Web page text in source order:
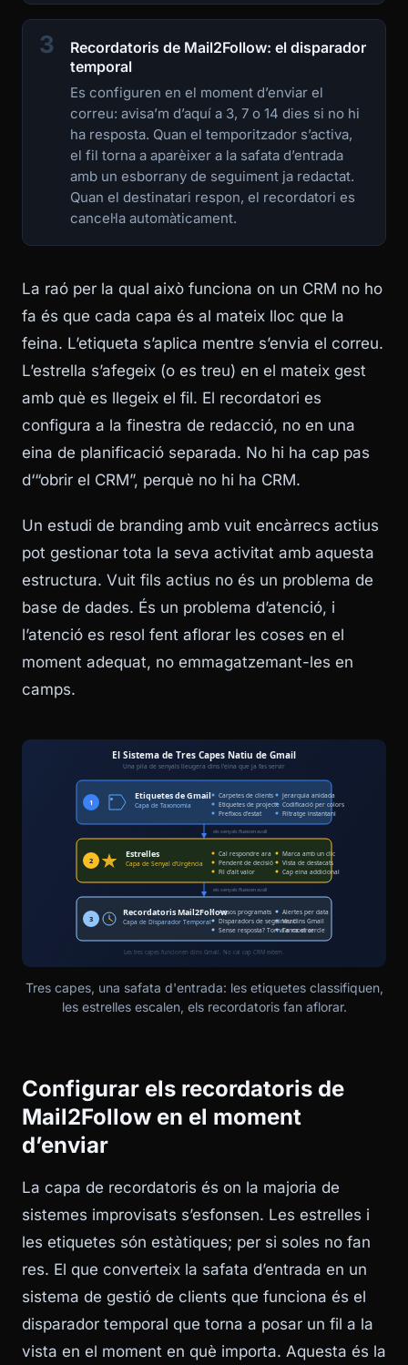
3
Recordatoris de Mail2Follow: el disparador
temporal
Es configuren en el moment d’enviar el
correu: avisa’m d’aquí a 3, 7 o 14 dies si no hi
ha resposta. Quan el temporitzador s’activa,
el fil torna a aparèixer a la safata d’entrada
amb un esborrany de seguiment ja redactat.
Quan el destinatari respon, el recordatori es
cancel·la automàticament.
La raó per la qual això funciona on un CRM no ho
fa és que cada capa és al mateix lloc que la
feina. L’etiqueta s’aplica mentre s’envia el correu.
L’estrella s’afegeix (o es treu) en el mateix gest
amb què es llegeix el fil. El recordatori es
configura a la finestra de redacció, no en una
eina de planificació separada. No hi ha cap pas
d‘“obrir el CRM”, perquè no hi ha CRM.
Un estudi de branding amb vuit encàrrecs actius
pot gestionar tota la seva activitat amb aquesta
estructura. Vuit fils actius no és un problema de
base de dades. És un problema d’atenció, i
l’atenció es resol fent aflorar les coses en el
moment adequat, no emmagatzemant-les en
camps.
Tres capes, una safata d'entrada: les etiquetes classifiquen,
les estrelles escalen, els recordatoris fan aflorar.
Configurar els recordatoris de
Mail2Follow en el moment
d’enviar
La capa de recordatoris és on la majoria de
sistemes improvisats s’esfonsen. Les estrelles i
les etiquetes són estàtiques; per si soles no fan
res. El que converteix la safata d’entrada en un
sistema de gestió de clients que funciona és el
disparador temporal que torna a posar un fil a la
vista en el moment en què importa. Aquesta és la